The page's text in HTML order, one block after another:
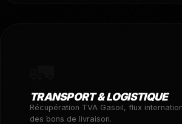
TRANSPORT & LOGISTIQUE
Récupération TVA Gasoil, flux
des bons de livraison.